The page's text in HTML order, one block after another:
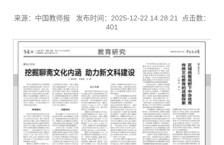
来源：中国教师报 发布时间：2025-12-22 14:28:21 点击数：
401